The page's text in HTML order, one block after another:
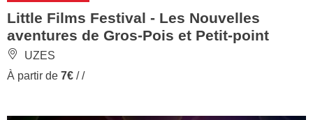
Little Films Festival - Les Nouvelles
aventures de Gros-Pois et Petit-point
UZES
À partir de 7€ / /